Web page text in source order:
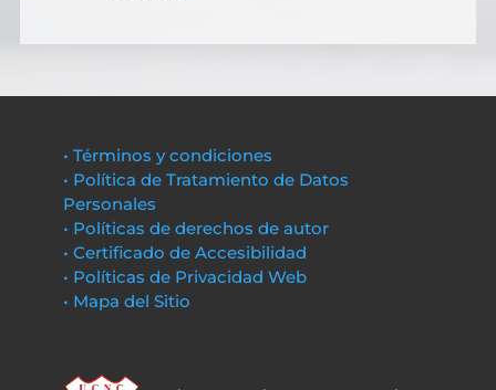
• Términos y condiciones
• Política de Tratamiento de Datos
Personales
• Políticas de derechos de autor
• Certificado de Accesibilidad
• Políticas de Privacidad Web
• Mapa del Sitio